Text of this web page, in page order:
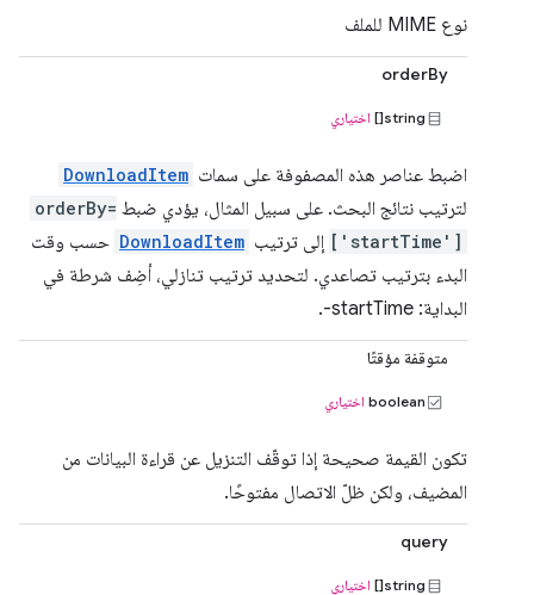
نوع MIME للملف
orderBy
string[] اختياري
اضبط عناصر هذه المصفوفة على سمات DownloadItem
لترتيب نتائج البحث. على سبيل المثال، يؤدي ضبط orderBy=
['startTime'] إلى ترتيب DownloadItem حسب وقت
البدء بترتيب تصاعدي. لتحديد ترتيب تنازلي، أضِف شرطة في
البداية: ‎-startTime.
متوقفة مؤقتًا
boolean اختياري
تكون القيمة صحيحة إذا توقّف التنزيل عن قراءة البيانات من
المضيف، ولكن ظلّ الاتصال مفتوحًا.
query
string[] اختياري